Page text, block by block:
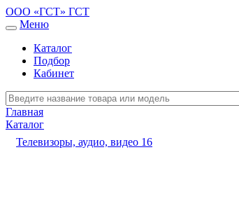
ООО «ГСТ» ГСТ
Меню
Каталог
Подбор
Кабинет
Главная
Каталог
Телевизоры, аудио, видео 16